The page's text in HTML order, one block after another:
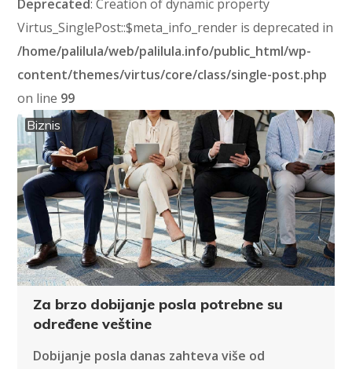
Deprecated: Creation of dynamic property
Virtus_SinglePost::$meta_info_render is deprecated in
/home/palilula/web/palilula.info/public_html/wp-
content/themes/virtus/core/class/single-post.php
on line 99
Biznis
Za brzo dobijanje posla potrebne su
određene veštine
Dobijanje posla danas zahteva više od